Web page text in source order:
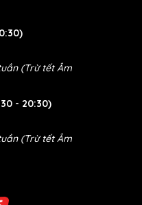
(Trừ tết Âm
- 20:30)
(Trừ tết Âm